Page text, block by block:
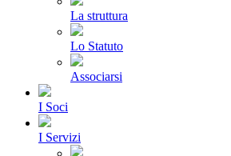
La struttura
Lo Statuto
Associarsi
I Soci
I Servizi